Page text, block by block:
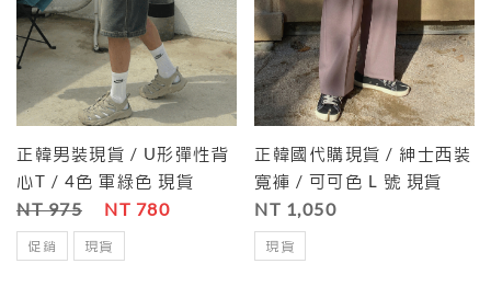
正韓男裝現貨 / U形彈性背
心T / 4色 軍綠色 現貨
NT 975 NT 780
促銷 現貨
正韓國代購現貨 / 紳士西裝
寬褲 / 可可色 L 號 現貨
NT 1,050
現貨